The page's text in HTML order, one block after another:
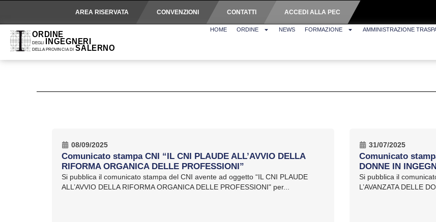
AREA RISERVATA CONVENZIONI CONTATTI ACCEDI ALLA PEC
HOME ORDINE NEWS FORMAZIONE AMMINISTRAZIONE
08/09/2025
Comunicato stampa CNI “IL CNI PLAUDE ALL’AVVIO DELLA
RIFORMA ORGANICA DELLE PROFESSIONI”
Si pubblica il comunicato stampa del CNI avente ad oggetto “IL CNI PLAUDE
ALL’AVVIO DELLA RIFORMA ORGANICA DELLE PROFESSIONI" per...
31/07/2025
Comunicato
DONNE IN
Si pubblica il
L’AVANZATA DELLE